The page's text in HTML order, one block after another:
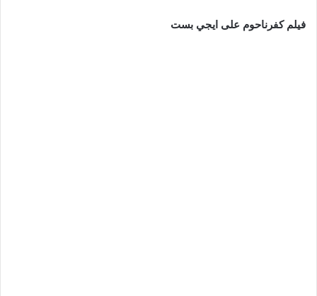
فيلم كفرناحوم على ايجي بست